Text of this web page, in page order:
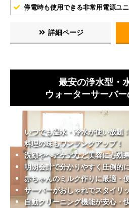
停電時も使用できる非常用電源ユ
詳細ページ
最安の浄水型・
ウォーターサーバ
いつでも温水・冷水が使い放題！
料理の味もワンランクアップ！
洗顔やヘアケアなど美容にも効
明朗会計で分かりやすく圧倒的
赤ちゃんのミルク作りに最適・
サーバーがおしゃれでスタイリ
自動クリーニング機能が安心・